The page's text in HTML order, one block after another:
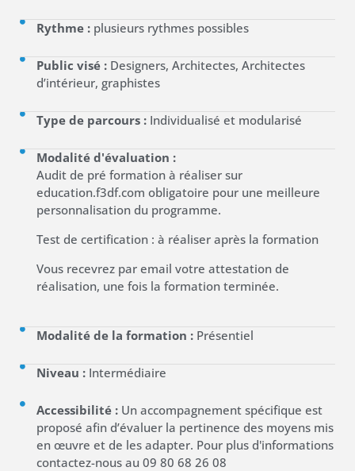
Rythme : plusieurs rythmes possibles
Public visé : Designers, Architectes, Architectes
d’intérieur, graphistes
Type de parcours : Individualisé et modularisé
Modalité d'évaluation :
Audit de pré formation à réaliser sur
education.f3df.com obligatoire pour une meilleure
personnalisation du programme.
Test de certification : à réaliser après la formation
Vous recevrez par email votre attestation de
réalisation, une fois la formation terminée.
Modalité de la formation : Présentiel
Niveau : Intermédiaire
Accessibilité : Un accompagnement spécifique est
proposé afin d’évaluer la pertinence des moyens mis
en œuvre et de les adapter. Pour plus d'informations
contactez-nous au 09 80 68 26 08